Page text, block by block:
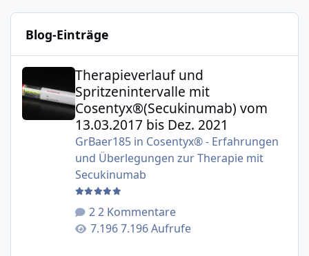
Blog-Einträge
Therapieverlauf und Spritzenintervalle mit
Therapieverlauf und
Spritzenintervalle mit
Cosentyx®(Secukinumab) vom
13.03.2017 bis Dez. 2021
GrBaer185in Cosentyx® - Erfahrungen
und Überlegungen zur Therapie mit
Secukinumab
2 Kommentare
7.196 Aufrufe